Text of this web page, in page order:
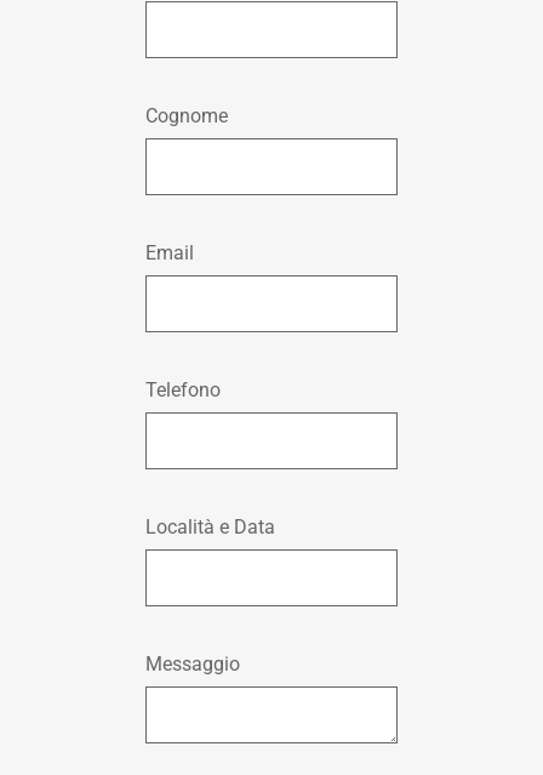
Cognome
Email
Telefono
Località e Data
Messaggio